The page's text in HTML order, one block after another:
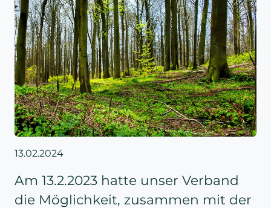
13.02.2024
Am 13.2.2023 hatte unser Verband
die Möglichkeit, zusammen mit der